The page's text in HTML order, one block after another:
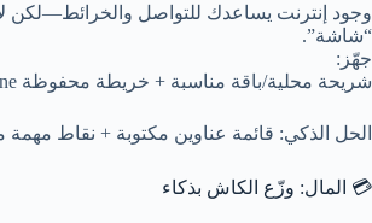
وجود إنترنت يساعدك للتواصل والخرائط—لكن
“شاشة”.
جهّز:
شريحة محلية/باقة مناسبة + خريطة محفوظة Offline إن أمكن.
الحل الذكي: قائمة عناوين مكتوبة + نقاط
💳 المال: وزّع الكاش بذكاء